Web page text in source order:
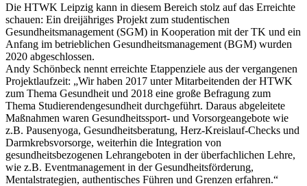
Die HTWK Leipzig kann in diesem Bereich stolz auf das Erreichte
schauen: Ein dreijähriges Projekt zum studentischen
Gesundheitsmanagement (SGM) in Kooperation mit der TK und ein
Anfang im betrieblichen Gesundheitsmanagement (BGM) wurden
2020 abgeschlossen.
Andy Schönbeck nennt erreichte Etappenziele aus der vergangenen
Projektlaufzeit: „Wir haben 2017 unter Mitarbeitenden der HTWK
zum Thema Gesundheit und 2018 eine große Befragung zum
Thema Studierendengesundheit durchgeführt. Daraus abgeleitete
Maßnahmen waren Gesundheitssport- und Vorsorgeangebote wie
z.B. Pausenyoga, Gesundheitsberatung, Herz-Kreislauf-Checks und
Darmkrebsvorsorge, weiterhin die Integration von
gesundheitsbezogenen Lehrangeboten in der überfachlichen Lehre,
wie z.B. Eventmanagement in der Gesundheitsförderung,
Mentalstrategien, authentisches Führen und Grenzen erfahren.“